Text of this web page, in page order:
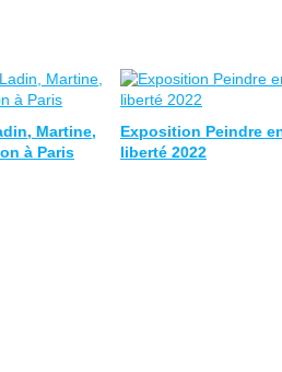
Martine,
à Paris
Exposition Peindre
liberté 2022